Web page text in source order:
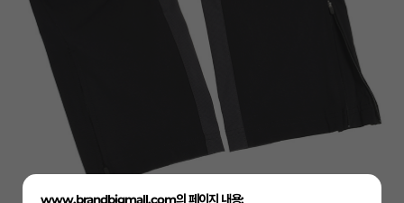
www.brandbigmall.com의 페이지 내용: